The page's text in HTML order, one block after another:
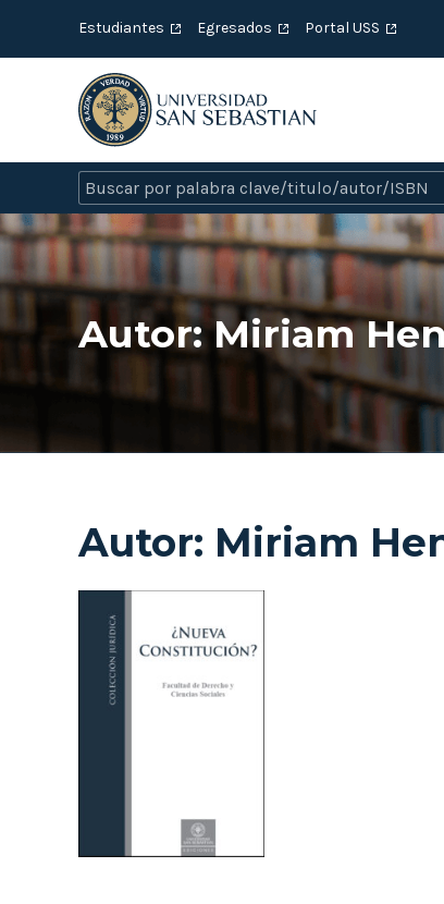
Estudiantes Egresados Portal USS
Autor:Miriam
Autor: Miriam